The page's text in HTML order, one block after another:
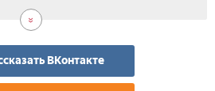
ВКонтакте